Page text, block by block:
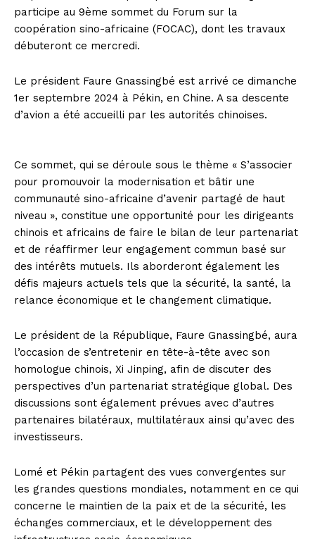
participe au 9ème sommet du Forum sur la
coopération sino-africaine (FOCAC), dont les travaux
débuteront ce mercredi.
Le président Faure Gnassingbé est arrivé ce dimanche
1er septembre 2024 à Pékin, en Chine. A sa descente
d’avion a été accueilli par les autorités chinoises.
Ce sommet, qui se déroule sous le thème « S’associer
pour promouvoir la modernisation et bâtir une
communauté sino-africaine d’avenir partagé de haut
niveau », constitue une opportunité pour les dirigeants
chinois et africains de faire le bilan de leur partenariat
et de réaffirmer leur engagement commun basé sur
des intérêts mutuels. Ils aborderont également les
défis majeurs actuels tels que la sécurité, la santé, la
relance économique et le changement climatique.
Le président de la République, Faure Gnassingbé, aura
l’occasion de s’entretenir en tête-à-tête avec son
homologue chinois, Xi Jinping, afin de discuter des
perspectives d’un partenariat stratégique global. Des
discussions sont également prévues avec d’autres
partenaires bilatéraux, multilatéraux ainsi qu’avec des
investisseurs.
Lomé et Pékin partagent des vues convergentes sur
les grandes questions mondiales, notamment en ce qui
concerne le maintien de la paix et de la sécurité, les
échanges commerciaux, et le développement des